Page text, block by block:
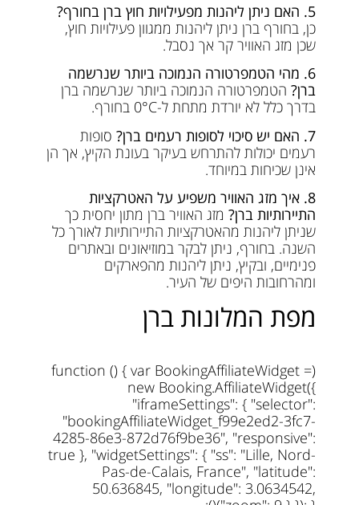
5. האם ניתן ליהנות מפעילויות חוץ ברן בחורף?
כן, בחורף ברן ניתן ליהנות ממגוון פעילויות חוץ,
שכן מזג האוויר קר אך נסבל.
6. מהי הטמפרטורה הנמוכה ביותר שנרשמה
ברן? הטמפרטורה הנמוכה ביותר שנרשמה ברן
בדרך כלל לא יורדת מתחת ל-0°C בחורף.
7. האם יש סיכוי לסופות רעמים ברן?
סופות
רעמים יכולות להתרחש בעיקר בעונת הקיץ, אך הן
אינן שכיחות במיוחד.
8. איך מזג האוויר משפיע על האטרקציות
התיירותיות ברן? מזג האוויר ברן מתון יחסית כך
שניתן ליהנות מהאטרקציות התיירותיות לאורך כל
השנה. בחורף, ניתן לבקר במוזיאונים ובאתרים
פנימיים, ובקיץ, ניתן ליהנות מהפארקים
ומהרחובות היפים של העיר.
מפת המלונות ברן
(function () { var BookingAffiliateWidget =
new Booking.AffiliateWidget({
"iframeSettings": { "selector":
"bookingAffiliateWidget_f99e2ed2-3fc7-
4285-86e3-872d76f9be36", "responsive":
true }, "widgetSettings": { "ss": "Lille, Nord-
Pas-de-Calais, France", "latitude":
50.636845, "longitude": 3.0634542,